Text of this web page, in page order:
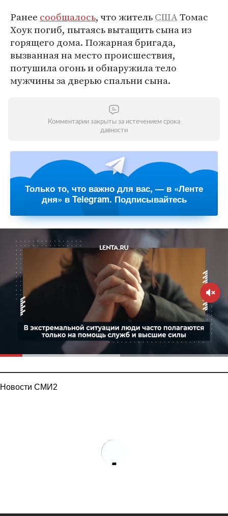
Ранее сообщалось, что жительСШАТомас
Хоук погиб, пытаясь вытащить сына из
горящего дома. Пожарная бригада,
вызванная на место происшествия,
потушила огонь и обнаружила тело
мужчины за дверью спальни сына.
Комментарии закрыты за истечением срока
давности
Только то, что важно для вас, — в «Ленте
дня» в Telegram. Подписывайтесь
Новости СМИ2